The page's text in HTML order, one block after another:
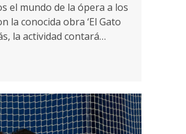
el mundo de la ópera a los
la conocida obra ‘El Gato
la actividad contará…